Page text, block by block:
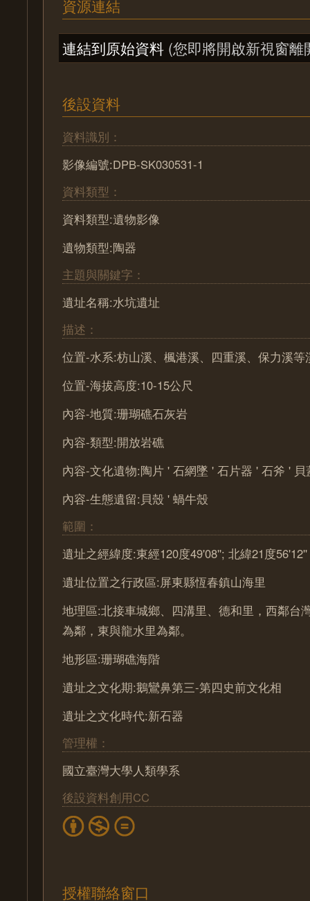
資源連結
連結到原始資料 (您即將開啟新視窗離
後設資料
資料識別：
影像編號:DPB-SK030531-1
資料類型：
資料類型:遺物影像
遺物類型:陶器
主題與關鍵字：
遺址名稱:水坑遺址
描述：
位置-水系:枋山溪、楓港溪、四重溪、保力溪等
位置-海拔高度:10-15公尺
內容-地質:珊瑚礁石灰岩
內容-類型:開放岩礁
內容-文化遺物:陶片 ' 石網墜 ' 石片器 ' 石斧 '
內容-生態遺留:貝殼 ' 蝸牛殼
範圍：
遺址之經緯度:東經120度49'08''; 北緯21度56'12''
遺址位置之行政區:屏東縣恆春鎮山海里
地理區:北接車城鄉、四溝里、德和里，西鄰台
為鄰，東與龍水里為鄰。
地形區:珊瑚礁海階
遺址之文化期:鵝鸞鼻第三-第四史前文化相
遺址之文化時代:新石器
管理權：
國立臺灣大學人類學系
後設資料創用CC
授權聯絡窗口